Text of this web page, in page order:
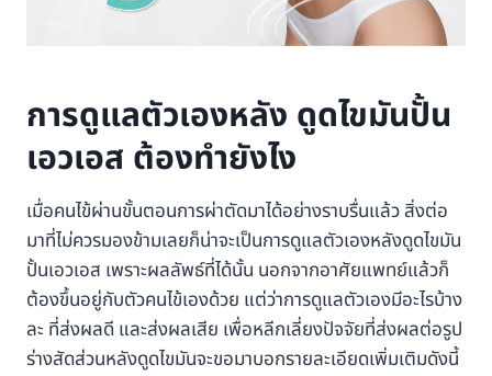
การดูแลตัวเองหลัง ดูดไขมันปั้น
เอวเอส ต้องทำยังไง
เมื่อคนไข้ผ่านขั้นตอนการผ่าตัดมาได้อย่างราบรื่นแล้ว สิ่งต่อ
มาที่ไม่ควรมองข้ามเลยก็น่าจะเป็นการดูแลตัวเองหลังดูดไขมัน
ปั้นเอวเอส เพราะผลลัพธ์ที่ได้นั้น นอกจากอาศัยแพทย์แล้วก็
ต้องขึ้นอยู่กับตัวคนไข้เองด้วย แต่ว่าการดูแลตัวเองมีอะไรบ้าง
ละ ที่ส่งผลดี และส่งผลเสีย เพื่อหลีกเลี่ยงปัจจัยที่ส่งผลต่อรูป
ร่างสัดส่วนหลังดูดไขมันจะขอมาบอกรายละเอียดเพิ่มเติมดังนี้